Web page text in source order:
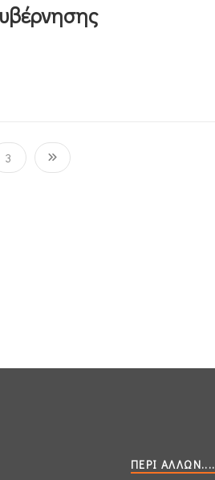
3
ΠΕΡΊ ΆΛΛΩΝ....